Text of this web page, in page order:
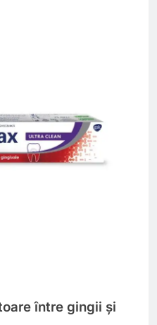
între gingii și